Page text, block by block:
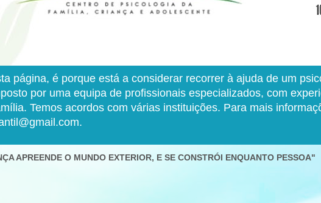
página, é porque está a considerar recorrer à ajuda de um
por uma equipa de profissionais especializados, com
Temos acordos com várias instituições. Para mais
APREENDE O MUNDO EXTERIOR, E SE CONSTRÓI ENQUANTO PESSOA"